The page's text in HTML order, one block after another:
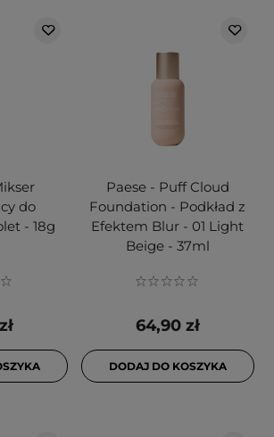
do
- 18g
Paese - Puff Cloud
Foundation - Podkład z
Efektem Blur - 01 Light
Beige - 37ml
64,90 zł
DODAJ DO KOSZYKA